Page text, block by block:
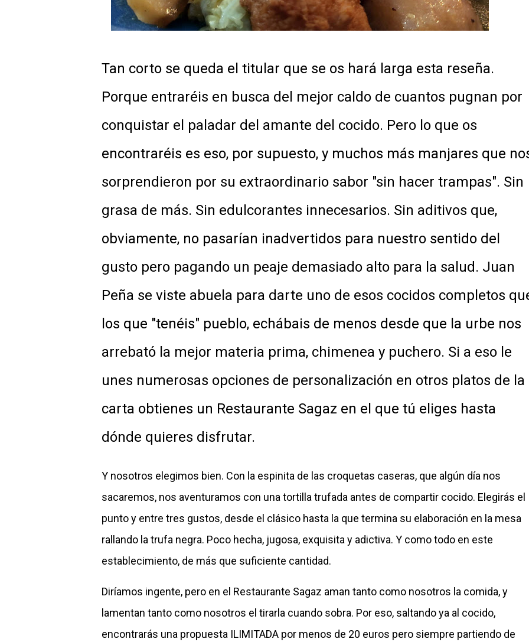
Tan corto se queda el titular que se os hará larga esta reseña.
Porque entraréis en busca del mejor caldo de cuantos pugnan por
conquistar el paladar del amante del cocido. Pero lo que os
encontraréis es eso, por supuesto, y muchos más manjares que
sorprendieron por su extraordinario sabor "sin hacer trampas". Sin
grasa de más. Sin edulcorantes innecesarios. Sin aditivos que,
obviamente, no pasarían inadvertidos para nuestro sentido del
gusto pero pagando un peaje demasiado alto para la salud. Juan
Peña se viste abuela para darte uno de esos cocidos completos
los que "tenéis" pueblo, echábais de menos desde que la urbe nos
arrebató la mejor materia prima, chimenea y puchero. Si a eso le
unes numerosas opciones de personalización en otros platos de la
carta obtienes un Restaurante Sagaz en el que tú eliges hasta
dónde quieres disfrutar.
Y nosotros elegimos bien. Con la espinita de las croquetas caseras, que algún día nos
sacaremos, nos aventuramos con una tortilla trufada antes de compartir cocido. Elegirás el
punto y entre tres gustos, desde el clásico hasta la que termina su elaboración en la mesa
rallando la trufa negra. Poco hecha, jugosa, exquisita y adictiva. Y como todo en este
establecimiento, de más que suficiente cantidad.
Diríamos ingente, pero en el Restaurante Sagaz aman tanto como nosotros la comida, y
lamentan tanto como nosotros el tirarla cuando sobra. Por eso, saltando ya al cocido,
encontrarás una propuesta ILIMITADA por menos de 20 euros pero siempre partiendo de